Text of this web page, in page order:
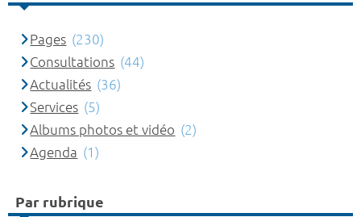
Pages (230)
Consultations (44)
Actualités (36)
Services (5)
Albums photos et vidéo (2)
Agenda (1)
Par rubrique